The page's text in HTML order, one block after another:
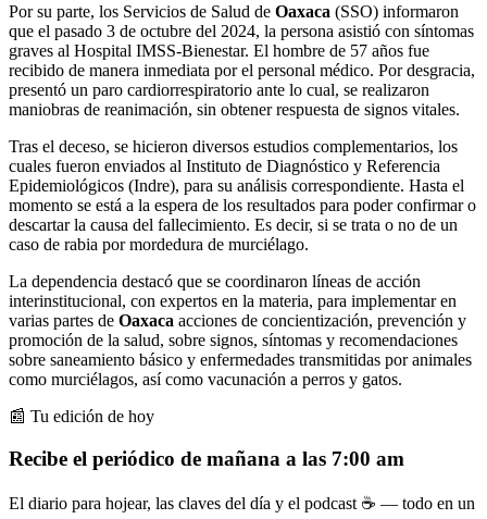
Por su parte, los Servicios de Salud de Oaxaca (SSO) informaron
que el pasado 3 de octubre del 2024, la persona asistió con síntomas
graves al Hospital IMSS-Bienestar. El hombre de 57 años fue
recibido de manera inmediata por el personal médico. Por desgracia,
presentó un paro cardiorrespiratorio ante lo cual, se realizaron
maniobras de reanimación, sin obtener respuesta de signos vitales.
Tras el deceso, se hicieron diversos estudios complementarios, los
cuales fueron enviados al Instituto de Diagnóstico y Referencia
Epidemiológicos (Indre), para su análisis correspondiente. Hasta el
momento se está a la espera de los resultados para poder confirmar o
descartar la causa del fallecimiento. Es decir, si se trata o no de un
caso de rabia por mordedura de murciélago.
La dependencia destacó que se coordinaron líneas de acción
interinstitucional, con expertos en la materia, para implementar en
varias partes de Oaxaca acciones de concientización, prevención y
promoción de la salud, sobre signos, síntomas y recomendaciones
sobre saneamiento básico y enfermedades transmitidas por animales
como murciélagos, así como vacunación a perros y gatos.
📰 Tu edición de hoy
Recibe el periódico de mañana a las 7:00 am
El diario para hojear, las claves del día y el podcast ☕ — todo en un